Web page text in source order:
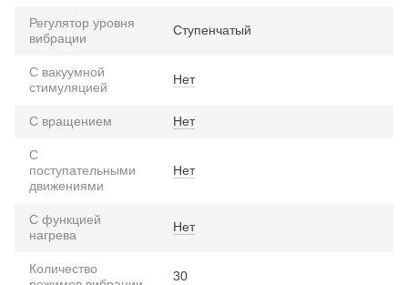
Регулятор уровня
вибрации
Ступенчатый
С вакуумной
стимуляцией
Нет
С вращением Нет
С
поступательными
движениями
Нет
С функцией
нагрева
Нет
Количество
30